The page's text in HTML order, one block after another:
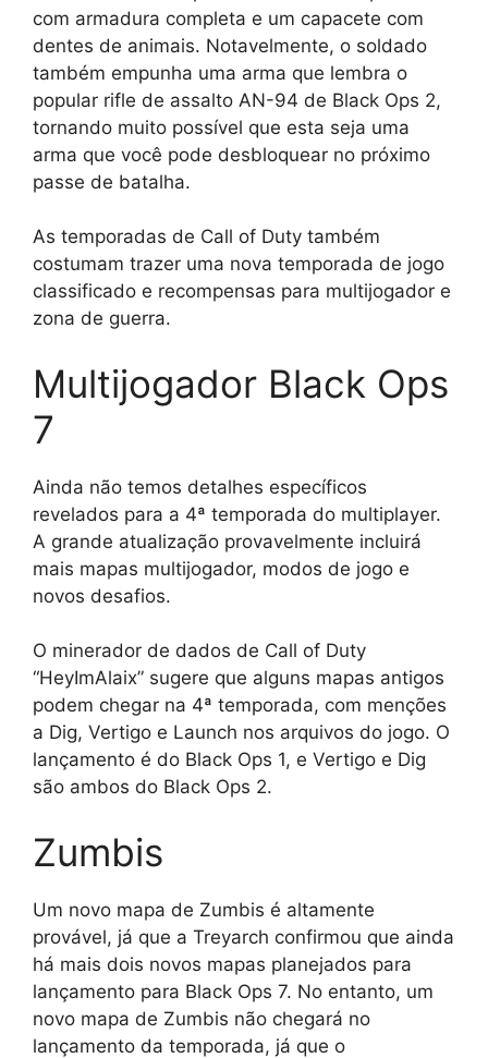
com armadura completa e um capacete com
dentes de animais. Notavelmente, o soldado
também empunha uma arma que lembra o
popular rifle de assalto AN-94 de Black Ops 2,
tornando muito possível que esta seja uma
arma que você pode desbloquear no próximo
passe de batalha.
As temporadas de Call of Duty também
costumam trazer uma nova temporada de jogo
classificado e recompensas para multijogador e
zona de guerra.
Multijogador Black Ops
7
Ainda não temos detalhes específicos
revelados para a 4ª temporada do multiplayer.
A grande atualização provavelmente incluirá
mais mapas multijogador, modos de jogo e
novos desafios.
O minerador de dados de Call of Duty
“HeyImAlaix” sugere que alguns mapas antigos
podem chegar na 4ª temporada, com menções
a Dig, Vertigo e Launch nos arquivos do jogo. O
lançamento é do Black Ops 1, e Vertigo e Dig
são ambos do Black Ops 2.
Zumbis
Um novo mapa de Zumbis é altamente
provável, já que a Treyarch confirmou que ainda
há mais dois novos mapas planejados para
lançamento para Black Ops 7. No entanto, um
novo mapa de Zumbis não chegará no
lançamento da temporada, já que o